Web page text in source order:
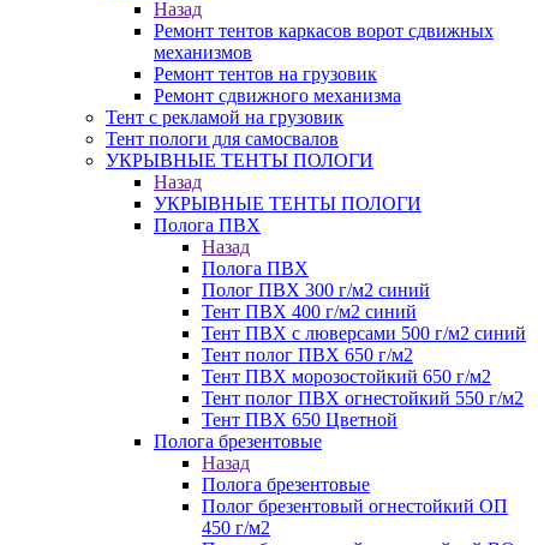
Назад
Ремонт тентов каркасов ворот сдвижных
механизмов
Ремонт тентов на грузовик
Ремонт сдвижного механизма
Тент с рекламой на грузовик
Тент пологи для самосвалов
УКРЫВНЫЕ ТЕНТЫ ПОЛОГИ
Назад
УКРЫВНЫЕ ТЕНТЫ ПОЛОГИ
Полога ПВХ
Назад
Полога ПВХ
Полог ПВХ 300 г/м2 синий
Тент ПВХ 400 г/м2 синий
Тент ПВХ с люверсами 500 г/м2 синий
Тент полог ПВХ 650 г/м2
Тент ПВХ морозостойкий 650 г/м2
Тент полог ПВХ огнестойкий 550 г/м2
Тент ПВХ 650 Цветной
Полога брезентовые
Назад
Полога брезентовые
Полог брезентовый огнестойкий ОП
450 г/м2